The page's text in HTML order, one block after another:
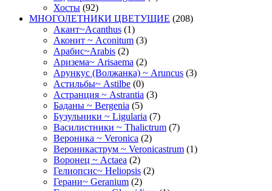
Хосты (92)
МНОГОЛЕТНИКИ ЦВЕТУЩИЕ (208)
Акант~Acanthus (1)
Аконит ~ Aconitum (3)
Арабис~Arabis (2)
Аризема~ Arisaema (2)
Арункус (Волжанка) ~ Aruncus (3)
Астильбы~ Astilbe (0)
Астранция ~ Astrantia (3)
Баданы ~ Bergenia (5)
Бузульники ~ Ligularia (7)
Василистники ~ Thalictrum (7)
Вероника ~ Veronica (2)
Вероникаструм ~ Veronicastrum (1)
Воронец ~ Actaea (2)
Гелиопсис~ Heliopsis (2)
Герани~ Geranium (2)